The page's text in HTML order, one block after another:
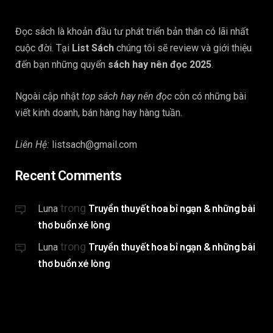
Đọc sách là khoản đầu tư phát triển bản thân có lãi nhất
cuộc đời. Tại List Sách chúng tôi sẽ review và giới thiệu
đến bạn những quyển sách hay nên đọc 2025.
Ngoài cập nhật top sách hay nên đọc còn có những bài
viết kinh doanh, bán hàng hay hàng tuần.
Liên Hệ: listsach@gmail.com
Recent Comments
Luna trong Truyền thuyết hoa bỉ ngạn & những bài
thơ buồn xé lòng
Luna trong Truyền thuyết hoa bỉ ngạn & những bài
thơ buồn xé lòng